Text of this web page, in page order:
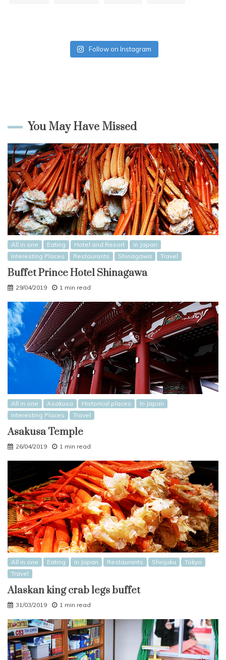
Follow on Instagram
You May Have Missed
All in one Eating Hotel and Resort
In Japan
Interesting Places
Restaurants Shinagawa Travel
Buffet Prince Hotel Shinagawa
29/04/2019 1 min read
All in one Asakusa Historical places
In Japan
Interesting Places
Travel
Asakusa Temple
26/04/2019 1 min read
All in one Eating In Japan Restaurants Shinjuku
Tokyo
Travel
Alaskan king crab legs buffet
31/03/2019 1 min read